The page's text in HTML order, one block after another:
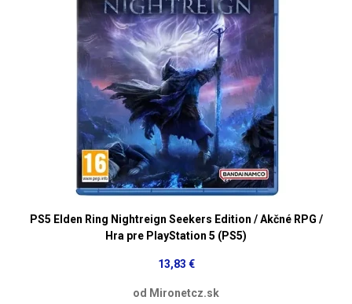
PS5 Elden Ring Nightreign Seekers Edition / Akčné RPG /
Hra pre PlayStation 5 (PS5)
13,83 €
od Mironetcz.sk